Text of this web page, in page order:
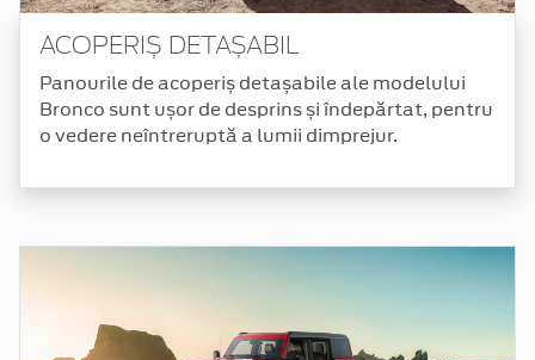
ACOPERIȘ DETAȘABIL
Panourile de acoperiș detașabile ale modelului
Bronco sunt ușor de desprins și îndepărtat, pentru
o vedere neîntreruptă a lumii dimprejur.